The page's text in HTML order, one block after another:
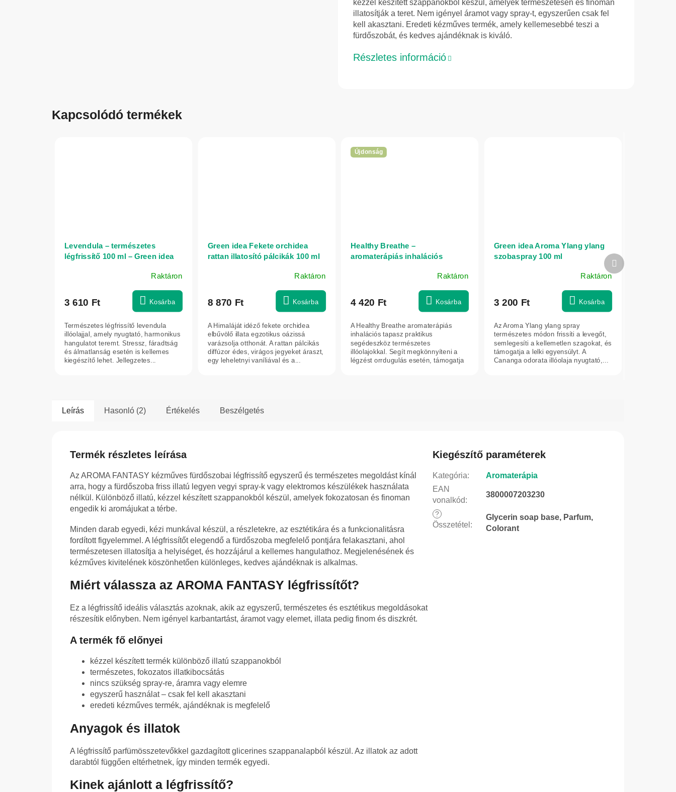
kézzel készített szappanokból készül, amelyek természetesen és finoman
illatosítják a teret. Nem igényel áramot vagy spray-t, egyszerűen csak fel
kell akasztani. Eredeti kézműves termék, amely kellemesebbé teszi a
fürdőszobát, és kedves ajándéknak is kiváló.
Részletes információ
Kapcsolódó termékek
Levendula – természetes
légfrissítő 100 ml – Green idea
Raktáron
3 610 Ft Kosárba
Természetes légfrissítő levendula
illóolajjal, amely nyugtató, harmonikus
hangulatot teremt. Stressz, fáradtság
és álmatlanság esetén is kellemes
kiegészítő lehet. Jellegzetes...
Green idea Fekete orchidea
rattan illatosító pálcikák 100 ml
Raktáron
8 870 Ft Kosárba
A Himaláját idéző fekete orchidea
elbűvölő illata egzotikus oázissá
varázsolja otthonát. A rattan pálcikás
diffúzor édes, virágos jegyeket áraszt,
egy leheletnyi vaníliával és a...
Újdonság
Healthy Breathe –
aromaterápiás inhalációs
Raktáron
4 420 Ft Kosárba
A Healthy Breathe aromaterápiás
inhalációs tapasz praktikus
segédeszköz természetes
illóolajokkal. Segít megkönnyíteni a
légzést orrdugulás esetén, támogatja
Green idea Aroma Ylang ylang
szobaspray 100 ml
Raktáron
3 200 Ft Kosárba
Az Aroma Ylang ylang spray
természetes módon frissíti a levegőt,
semlegesíti a kellemetlen szagokat, és
támogatja a lelki egyensúlyt. A
Cananga odorata illóolaja nyugtató,...
Következő
termék
Leírás Hasonló (2) Értékelés Beszélgetés
Termék részletes leírása
Az AROMA FANTASY kézműves fürdőszobai légfrissítő egyszerű és természetes megoldást kínál
arra, hogy a fürdőszoba friss illatú legyen vegyi spray-k vagy elektromos készülékek használata
nélkül. Különböző illatú, kézzel készített szappanokból készül, amelyek fokozatosan és finoman
engedik ki aromájukat a térbe.
Minden darab egyedi, kézi munkával készül, a részletekre, az esztétikára és a funkcionalitásra
fordított figyelemmel. A légfrissítőt elegendő a fürdőszoba megfelelő pontjára felakasztani, ahol
természetesen illatosítja a helyiséget, és hozzájárul a kellemes hangulathoz. Megjelenésének és
kézműves kivitelének köszönhetően különleges, kedves ajándéknak is alkalmas.
Miért válassza az AROMA FANTASY légfrissítőt?
Ez a légfrissítő ideális választás azoknak, akik az egyszerű, természetes és esztétikus megoldásokat
részesítik előnyben. Nem igényel karbantartást, áramot vagy elemet, illata pedig finom és diszkrét.
A termék fő előnyei
kézzel készített termék különböző illatú szappanokból
természetes, fokozatos illatkibocsátás
nincs szükség spray-re, áramra vagy elemre
egyszerű használat – csak fel kell akasztani
eredeti kézműves termék, ajándéknak is megfelelő
Anyagok és illatok
A légfrissítő parfümösszetevőkkel gazdagított glicerines szappanalapból készül. Az illatok az adott
darabtól függően eltérhetnek, így minden termék egyedi.
Kinek ajánlott a légfrissítő?
Kiegészítő paraméterek
Kategória:
Aromaterápia
EAN
vonalkód:
3800007203230
?
Összetétel :
Glycerin soap base, Parfum,
Colorant